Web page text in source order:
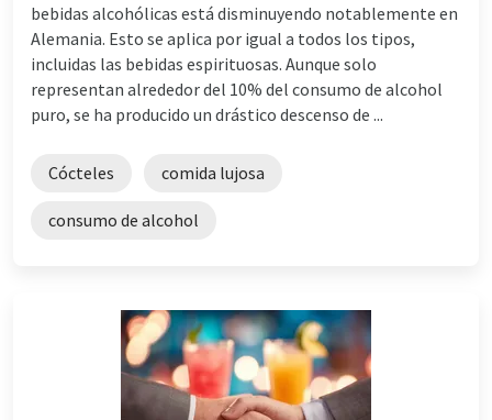
bebidas alcohólicas está disminuyendo notablemente en
Alemania. Esto se aplica por igual a todos los tipos,
incluidas las bebidas espirituosas. Aunque solo
representan alrededor del 10% del consumo de alcohol
puro, se ha producido un drástico descenso de ...
Cócteles comida lujosa
consumo de alcohol